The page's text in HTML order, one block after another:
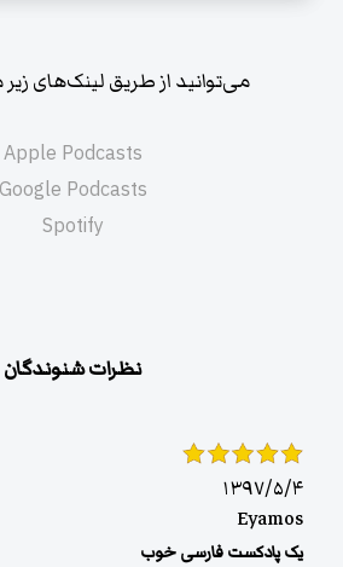
می‌توانید از طریق لینک‌های
Apple Podcasts
Google Podcasts
Spotify
نظرات شنوندگان
۱۳۹۷/۵/۴
Eyamos
یک پادکست فارسی خوب